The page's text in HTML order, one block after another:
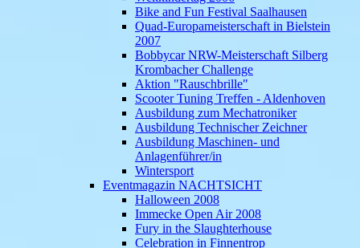
Bike and Fun Festival Saalhausen
Quad-Europameisterschaft in Bielstein
2007
Bobbycar NRW-Meisterschaft Silberg
Krombacher Challenge
Aktion "Rauschbrille"
Scooter Tuning Treffen - Aldenhoven
Ausbildung zum Mechatroniker
Ausbildung Technischer Zeichner
Ausbildung Maschinen- und
Anlagenführer/in
Wintersport
Eventmagazin NACHTSICHT
Halloween 2008
Immecke Open Air 2008
Fury in the Slaughterhouse
Celebration in Finnentrop